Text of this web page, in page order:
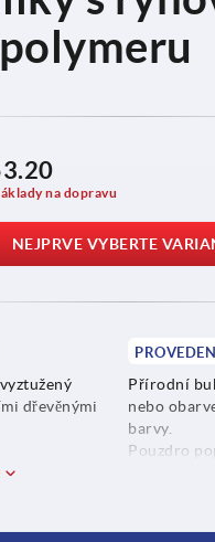
na dopravu
NEJPRVE VYBERTE
dřevěnými
umělými
PROVEDENÍ
Přírodní
nebo
barvy.
Pouzdro